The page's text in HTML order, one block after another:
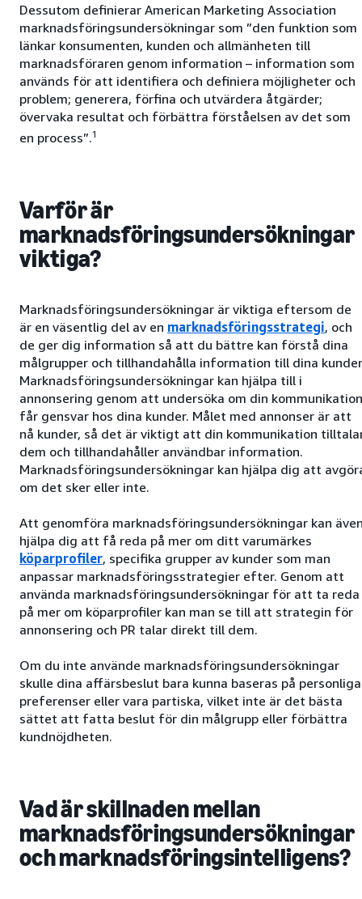
Dessutom definierar American Marketing Association
marknadsföringsundersökningar som ”den funktion som
länkar konsumenten, kunden och allmänheten till
marknadsföraren genom information – information som
används för att identifiera och definiera möjligheter och
problem; generera, förfina och utvärdera åtgärder;
övervaka resultat och förbättra förståelsen av det som
en process”.1
Varför är
marknadsföringsundersökningar
viktiga?
Marknadsföringsundersökningar är viktiga eftersom de
är en väsentlig del av en marknadsföringsstrategi, och
de ger dig information så att du bättre kan förstå dina
målgrupper och tillhandahålla information till dina
Marknadsföringsundersökningar kan hjälpa till i
annonsering genom att undersöka om din kommunikation
får gensvar hos dina kunder. Målet med annonser är att
nå kunder, så det är viktigt att din kommunikation
dem och tillhandahåller användbar information.
Marknadsföringsundersökningar kan hjälpa dig att
om det sker eller inte.
Att genomföra marknadsföringsundersökningar kan
hjälpa dig att få reda på mer om ditt varumärkes
köparprofiler, specifika grupper av kunder som man
anpassar marknadsföringsstrategier efter. Genom att
använda marknadsföringsundersökningar för att ta reda
på mer om köparprofiler kan man se till att strategin för
annonsering och PR talar direkt till dem.
Om du inte använde marknadsföringsundersökningar
skulle dina affärsbeslut bara kunna baseras på personliga
preferenser eller vara partiska, vilket inte är det bästa
sättet att fatta beslut för din målgrupp eller förbättra
kundnöjdheten.
Vad är skillnaden mellan
marknadsföringsundersökningar
och marknadsföringsintelligens?